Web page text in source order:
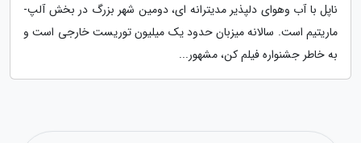
ناپل با آب وهوای دلپذیر مدیترانه ای، دومین شهر بزرگ در بخش آلپ-
ماریتیم است. سالانه میزبان حدود یک میلیون توریست خارجی است و
به خاطر جشنواره فیلم کن، مشهور...